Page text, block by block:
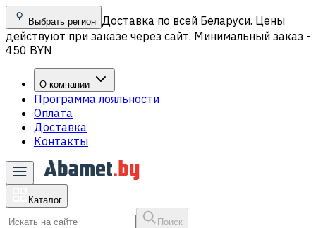
Выбрать регион Доставка по всей Беларуси. Цены
действуют при заказе через сайт. Минимальный заказ -
450 BYN
О компании
Программа лояльности
Оплата
Доставка
Контакты
Каталог
Поиск